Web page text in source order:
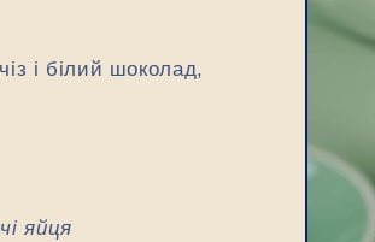
і білий шоколад,
яйця
На яку годину ви очікуєте